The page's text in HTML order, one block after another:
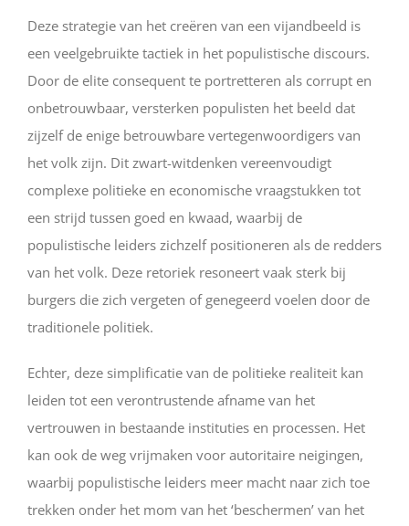
Deze strategie van het creëren van een vijandbeeld is
een veelgebruikte tactiek in het populistische discours.
Door de elite consequent te portretteren als corrupt en
onbetrouwbaar, versterken populisten het beeld dat
zijzelf de enige betrouwbare vertegenwoordigers van
het volk zijn. Dit zwart-witdenken vereenvoudigt
complexe politieke en economische vraagstukken tot
een strijd tussen goed en kwaad, waarbij de
populistische leiders zichzelf positioneren als de redders
van het volk. Deze retoriek resoneert vaak sterk bij
burgers die zich vergeten of genegeerd voelen door de
traditionele politiek.
Echter, deze simplificatie van de politieke realiteit kan
leiden tot een verontrustende afname van het
vertrouwen in bestaande instituties en processen. Het
kan ook de weg vrijmaken voor autoritaire neigingen,
waarbij populistische leiders meer macht naar zich toe
trekken onder het mom van het ‘beschermen’ van het